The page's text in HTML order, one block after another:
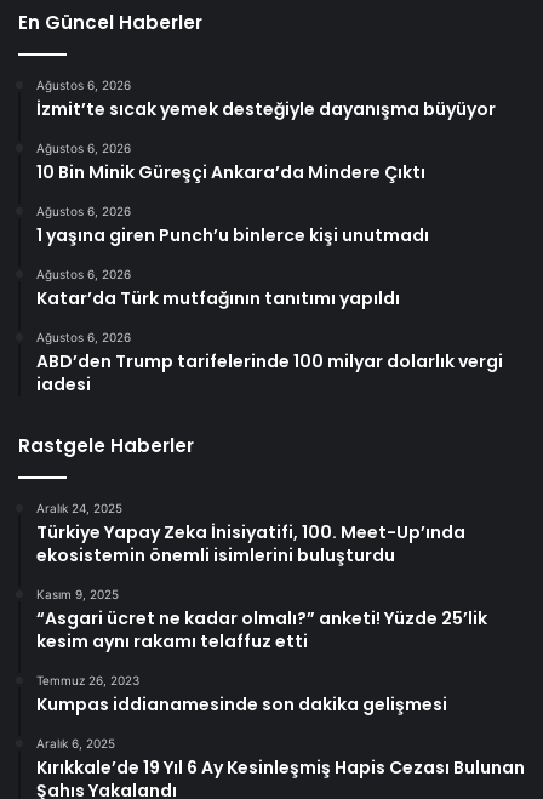
En Güncel Haberler
Ağustos 6, 2026
İzmit’te sıcak yemek desteğiyle dayanışma büyüyor
Ağustos 6, 2026
10 Bin Minik Güreşçi Ankara’da Mindere Çıktı
Ağustos 6, 2026
1 yaşına giren Punch’u binlerce kişi unutmadı
Ağustos 6, 2026
Katar’da Türk mutfağının tanıtımı yapıldı
Ağustos 6, 2026
ABD’den Trump tarifelerinde 100 milyar dolarlık vergi
iadesi
Rastgele Haberler
Aralık 24, 2025
Türkiye Yapay Zeka İnisiyatifi, 100. Meet-Up’ında
ekosistemin önemli isimlerini buluşturdu
Kasım 9, 2025
“Asgari ücret ne kadar olmalı?” anketi! Yüzde 25’lik
kesim aynı rakamı telaffuz etti
Temmuz 26, 2023
Kumpas iddianamesinde son dakika gelişmesi
Aralık 6, 2025
Kırıkkale’de 19 Yıl 6 Ay Kesinleşmiş Hapis Cezası Bulunan
Şahıs Yakalandı